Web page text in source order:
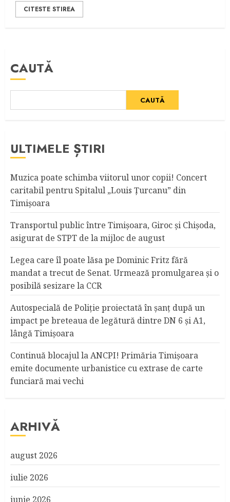
CITESTE STIREA
CAUTĂ
CAUTĂ
ULTIMELE ȘTIRI
Muzica poate schimba viitorul unor copii! Concert
caritabil pentru Spitalul „Louis Ţurcanu” din
Timişoara
Transportul public între Timişoara, Giroc şi Chişoda,
asigurat de STPT de la mijloc de august
Legea care îl poate lăsa pe Dominic Fritz fără
mandat a trecut de Senat. Urmează promulgarea și o
posibilă sesizare la CCR
Autospecială de Poliție proiectată în șanț după un
impact pe breteaua de legătură dintre DN 6 și A1,
lângă Timișoara
Continuă blocajul la ANCPI! Primăria Timişoara
emite documente urbanistice cu extrase de carte
funciară mai vechi
ARHIVĂ
august 2026
iulie 2026
iunie 2026